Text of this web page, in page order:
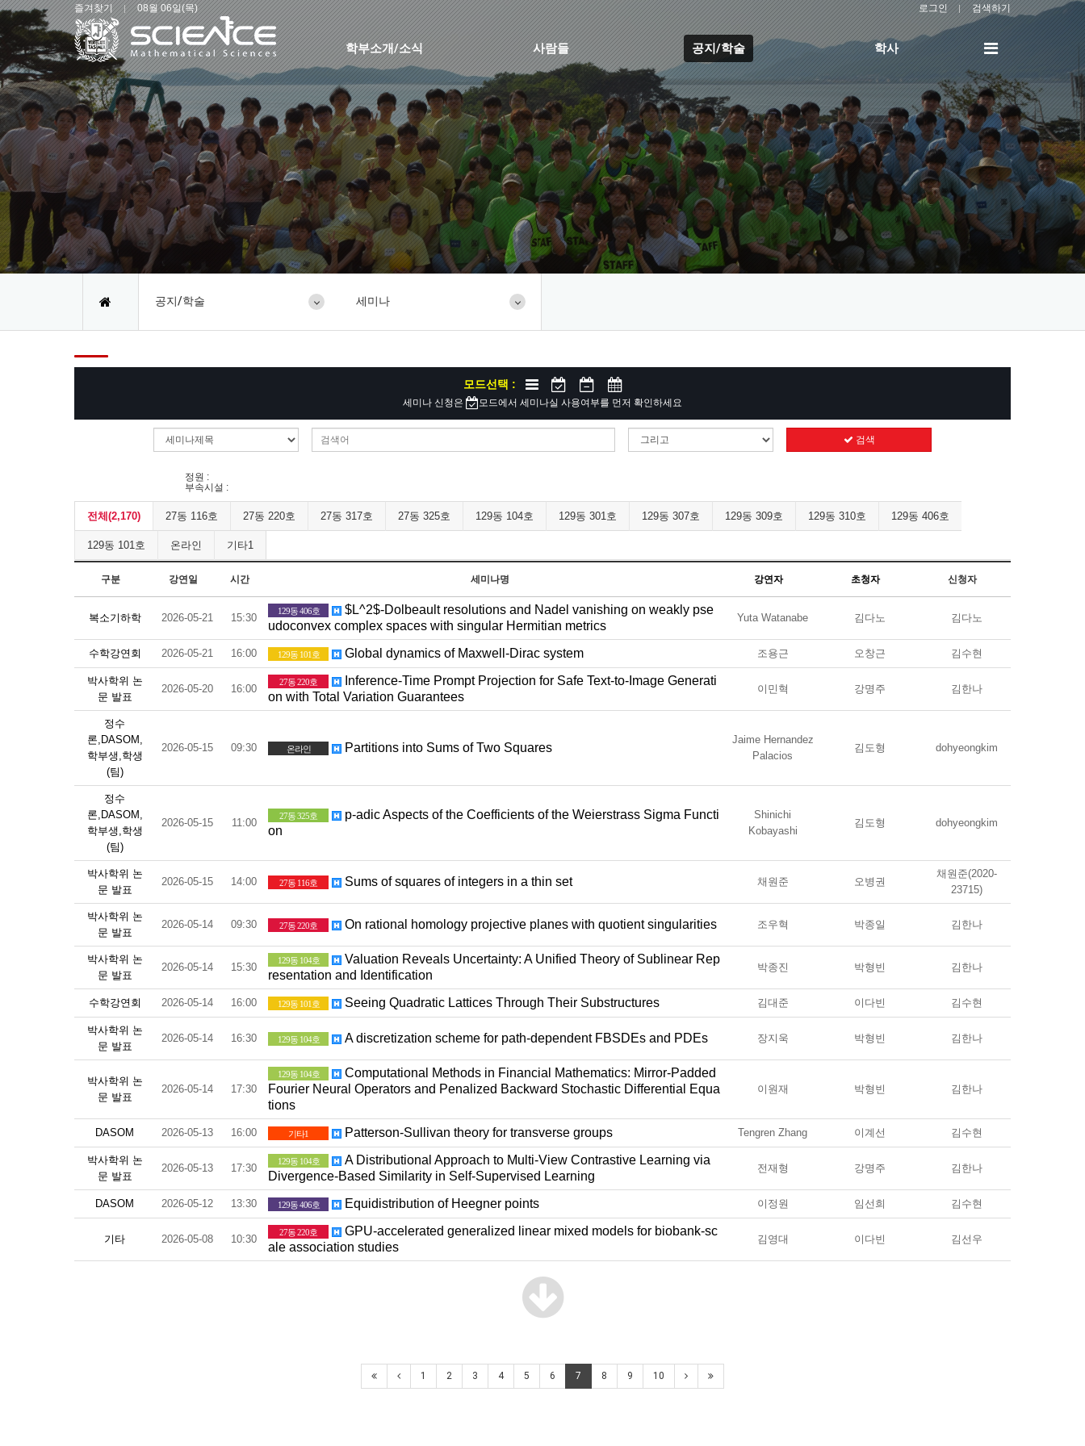
즐겨찾기 08월 06일(목) 로그인 검색하기
학부소개/소식 사람들 공지/학술 학사
전
메
뉴
공지/학술 세미나
모드선택 :
세미나 신청은 모드에서 세미나실 사용여부를 먼저 확인하세요
검색
정원 :
부속시설 :
전체(2,170) 27동 116호 27동 220호 27동 317호 27동 325호 129동 104호 129동 301호 129동 307호 129동 309호 129동 310호 129동 406호
129동 101호 온라인 기타1
구분 강연일 시간 세미나명 강연자 초청자 신청자
복소기하학 2026-05-21 15:30
129동 406호
$L^2$-Dolbeault resolutions and Nadel vanishing on weakly pse
udoconvex complex spaces with singular Hermitian metrics
Yuta Watanabe 김다노 김다노
수학강연회 2026-05-21 16:00 129동 101호 Global dynamics of Maxwell-Dirac system 조용근 오창근 김수현
박사학위 논
문 발표
2026-05-20 16:00
27동 220호
Inference-Time Prompt Projection for Safe Text-to-Image Generati
on with Total Variation Guarantees
이민혁 강명주 김한나
정수
론,DASOM,
학부생,학생
(팀)
2026-05-15 09:30 온라인 Partitions into Sums of Two Squares
Jaime Hernandez
Palacios
김도형 dohyeongkim
정수
론,DASOM,
학부생,학생
(팀)
2026-05-15 11:00
27동 325호
p-adic Aspects of the Coefficients of the Weierstrass Sigma Functi
on
Shinichi
Kobayashi
김도형 dohyeongkim
박사학위 논
문 발표
2026-05-15 14:00 27동 116호 Sums of squares of integers in a thin set 채원준 오병권
채원준(2020-
23715)
박사학위 논
문 발표
2026-05-14 09:30 27동 220호 On rational homology projective planes with quotient singularities 조우혁 박종일 김한나
박사학위 논
문 발표
2026-05-14 15:30
129동 104호
Valuation Reveals Uncertainty: A Unified Theory of Sublinear Rep
resentation and Identification
박종진 박형빈 김한나
수학강연회 2026-05-14 16:00 129동 101호 Seeing Quadratic Lattices Through Their Substructures 김대준 이다빈 김수현
박사학위 논
문 발표
2026-05-14 16:30 129동 104호 A discretization scheme for path-dependent FBSDEs and PDEs 장지욱 박형빈 김한나
박사학위 논
문 발표
2026-05-14 17:30
129동 104호
Computational Methods in Financial Mathematics: Mirror-Padded
Fourier Neural Operators and Penalized Backward Stochastic Differential Equa
tions
이원재 박형빈 김한나
DASOM 2026-05-13 16:00 기타1 Patterson-Sullivan theory for transverse groups Tengren Zhang 이계선 김수현
박사학위 논
문 발표
2026-05-13 17:30
129동 104호
A Distributional Approach to Multi-View Contrastive Learning via
Divergence-Based Similarity in Self-Supervised Learning
전재형 강명주 김한나
DASOM 2026-05-12 13:30 129동 406호 Equidistribution of Heegner points 이정원 임선희 김수현
기타 2026-05-08 10:30
27동 220호
GPU-accelerated generalized linear mixed models for biobank-sc
ale association studies
김영대 이다빈 김선우
1 2 3 4 5 6 7 8 9 10